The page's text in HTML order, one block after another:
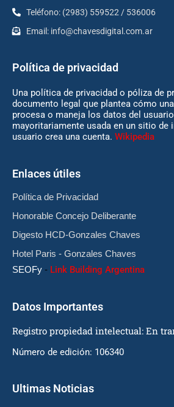
Teléfono: (2983) 559522 / 536006
Email: info@chavesdigital.com.ar
Política de privacidad
Una política de privacidad o póliza de
documento legal que plantea cómo
procesa o maneja los datos del
mayoritariamente usada en un sitio de
usuario crea una cuenta. Wikipedia
Enlaces útiles
Política de Privacidad
Honorable Concejo Deliberante
Digesto HCD-Gonzales Chaves
Hotel Paris - Gonzales Chaves
SEOFy - Link Building Argentina
Datos Importantes
Registro propiedad intelectual: En
Número de edición: 106340
Ultimas Noticias